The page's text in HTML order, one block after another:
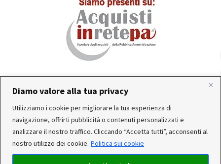
Diamo valore alla tua privacy
Utilizziamo i cookie per migliorare la tua esperienza di
navigazione, offrirti pubblicità o contenuti personalizzati e
analizzare il nostro traffico. Cliccando “Accetta tutti”, acconsenti al
nostro utilizzo dei cookie. Politica sui cookie
In occasione delle FERIE ESTIVE, alcune aziende
produttrici e corrieri potrebbero sospendere o rallentare
temporaneamente le attività. Per questo motivo, gli
ordini di alcuni reparti (Utensileria - Ferramenta - arredo)
ricevuti, potrebbero essere CONSEGNATI DOPO IL 25-08-
Servizio clienti attivo: Da Lunedì a Venerdì dalle 10:30 alle
12:30 e dalle 15:30 alle 17:30